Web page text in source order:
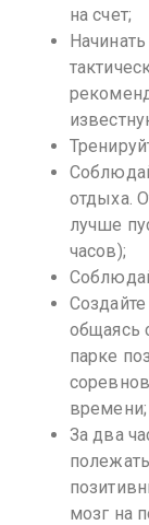
на счет;
отдыха.
лучше
часов);
общаясь
парке
времени;
За два
мозг на